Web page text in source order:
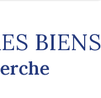
BIENS